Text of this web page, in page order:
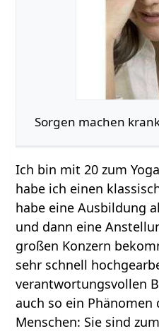
Sorgen machen
Ich bin mit 20 zum
habe ich einen
habe eine Ausbildung
und dann eine
großen Konzern
sehr schnell
verantwortungsvollen
auch so ein Phänomen
Menschen: Sie sind